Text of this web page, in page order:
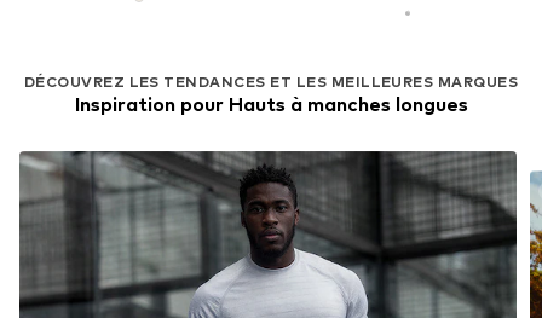
DÉCOUVREZ LES TENDANCES ET LES MEILLEURES MARQUES
Inspiration pour Hauts à manches longues